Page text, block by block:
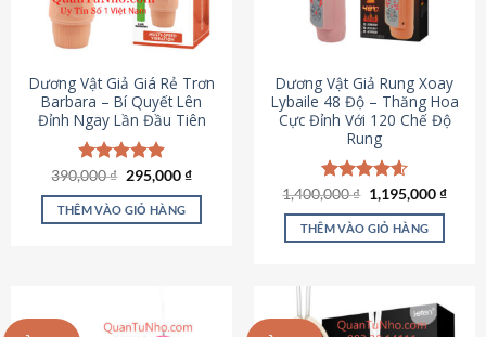
Dương Vật Giả Giá Rẻ Trơn
Barbara – Bí Quyết Lên
Đỉnh Ngay Lần Đầu Tiên
Được xếp
hạng4.90
5 sao
390,000₫ Giá
là:
390,000 ₫.
295,000₫Giá
tại
THÊM VÀO GIỎ HÀNG
Dương Vật Giả Rung Xoay
Lybaile 48 Độ – Thăng Hoa
Cực Đỉnh Với 120 Chế Độ
Rung
Được xếp
hạng4.62
5 sao
1,400,000₫ Giá
gốc
là:
1,400,000 ₫.
1,195,000₫Giá
THÊM VÀO GIỎ HÀNG